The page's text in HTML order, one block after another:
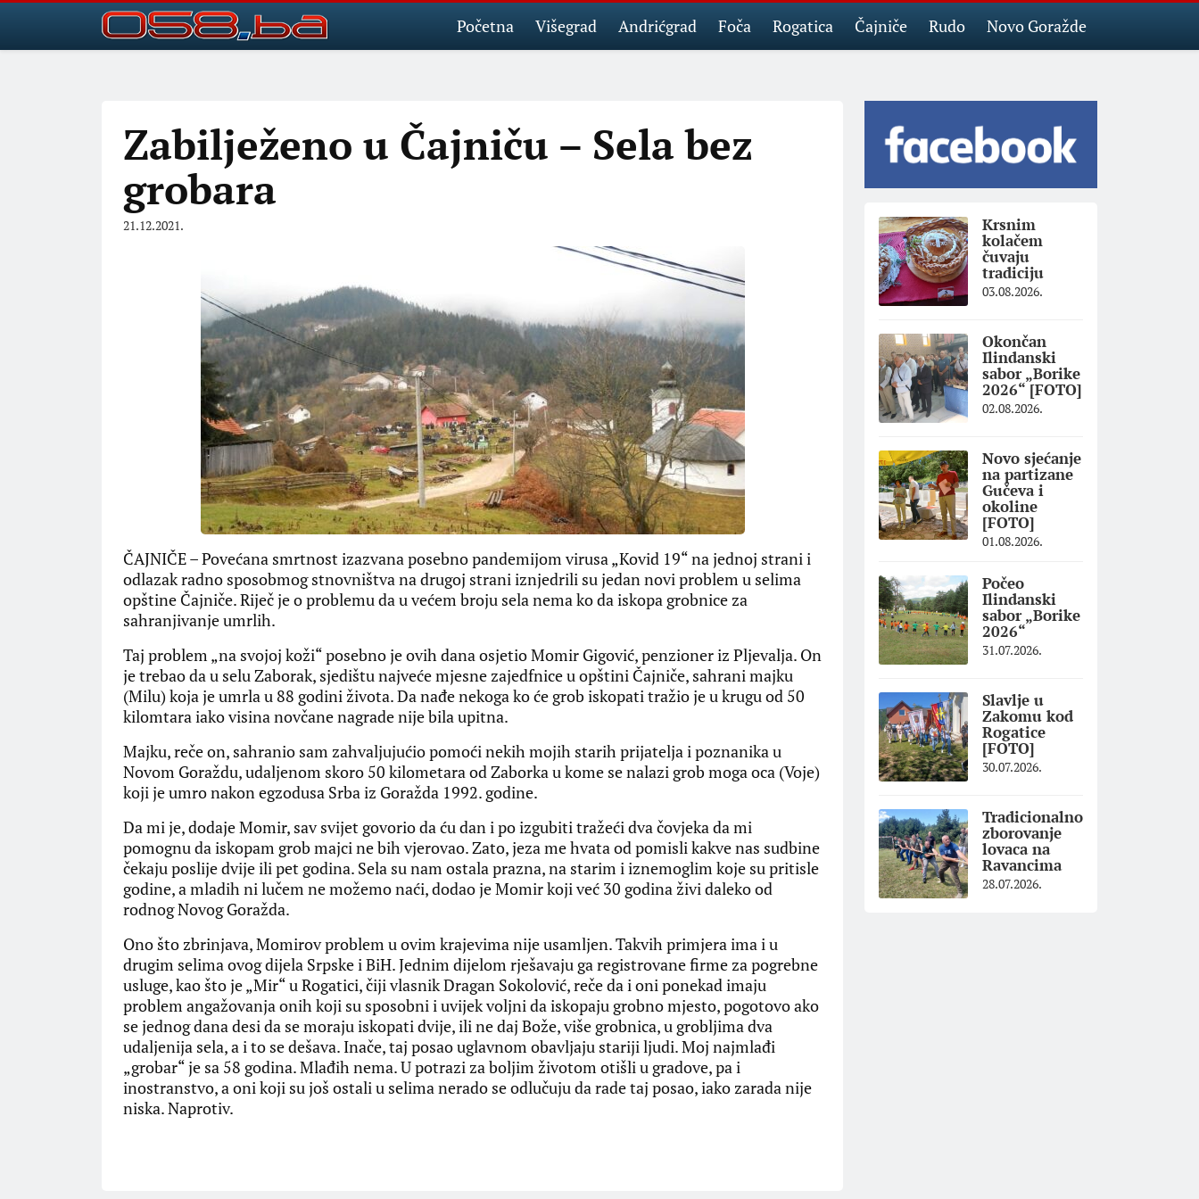
Početna Višegrad Andrićgrad Foča Rogatica Čajniče Rudo Novo Goražde
Zabilježeno u Čajniču – Sela bez
grobara
21.12.2021.
ČAJNIČE – Povećana smrtnost izazvana posebno pandemijom virusa „Kovid 19“ na jednoj strani i
odlazak radno sposobmog stnovništva na drugoj strani iznjedrili su jedan novi problem u selima
opštine Čajniče. Riječ je o problemu da u većem broju sela nema ko da iskopa grobnice za
sahranjivanje umrlih.
Taj problem „na svojoj koži“ posebno je ovih dana osjetio Momir Gigović, penzioner iz Pljevalja. On
je trebao da u selu Zaborak, sjedištu najveće mjesne zajedfnice u opštini Čajniče, sahrani majku
(Milu) koja je umrla u 88 godini života. Da nađe nekoga ko će grob iskopati tražio je u krugu od 50
kilomtara iako visina novčane nagrade nije bila upitna.
Majku, reče on, sahranio sam zahvaljujućio pomoći nekih mojih starih prijatelja i poznanika u
Novom Goraždu, udaljenom skoro 50 kilometara od Zaborka u kome se nalazi grob moga oca (Voje)
koji je umro nakon egzodusa Srba iz Goražda 1992. godine.
Da mi je, dodaje Momir, sav svijet govorio da ću dan i po izgubiti tražeći dva čovjeka da mi
pomognu da iskopam grob majci ne bih vjerovao. Zato, jeza me hvata od pomisli kakve nas sudbine
čekaju poslije dvije ili pet godina. Sela su nam ostala prazna, na starim i iznemoglim koje su pritisle
godine, a mladih ni lučem ne možemo naći, dodao je Momir koji već 30 godina živi daleko od
rodnog Novog Goražda.
Ono što zbrinjava, Momirov problem u ovim krajevima nije usamljen. Takvih primjera ima i u
drugim selima ovog dijela Srpske i BiH. Jednim dijelom rješavaju ga registrovane firme za pogrebne
usluge, kao što je „Mir“ u Rogatici, čiji vlasnik Dragan Sokolović, reče da i oni ponekad imaju
problem angažovanja onih koji su sposobni i uvijek voljni da iskopaju grobno mjesto, pogotovo ako
se jednog dana desi da se moraju iskopati dvije, ili ne daj Bože, više grobnica, u grobljima dva
udaljenija sela, a i to se dešava. Inače, taj posao uglavnom obavljaju stariji ljudi. Moj najmlađi
„grobar“ je sa 58 godina. Mlađih nema. U potrazi za boljim životom otišli u gradove, pa i
inostranstvo, a oni koji su još ostali u selima nerado se odlučuju da rade taj posao, iako zarada nije
niska. Naprotiv.
Krsnim
kolačem
čuvaju
tradiciju
03.08.2026.
Okončan
Ilindanski
sabor „Borike
2026“ [FOTO]
02.08.2026.
Novo sjećanje
na partizane
Gučeva i
okoline
[FOTO]
01.08.2026.
Počeo
Ilindanski
sabor „Borike
2026“
31.07.2026.
Slavlje u
Zakomu kod
Rogatice
[FOTO]
30.07.2026.
Tradicionalno
zborovanje
lovaca na
Ravancima
28.07.2026.